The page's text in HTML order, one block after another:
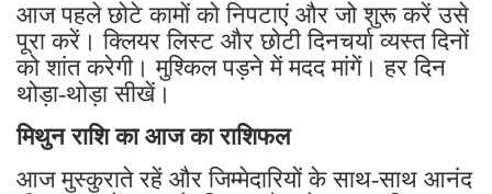
आज पहले छोटे कामों को निपटाएं और जो शुरू करें उसे
पूरा करें। क्लियर लिस्ट और छोटी दिनचर्या व्यस्त दिनों
को शांत करेगी। मुश्किल पड़ने में मदद मांगें। हर दिन
थोड़ा-थोड़ा सीखें।
मिथुन राशि का आज का राशिफल
आज मुस्कुराते रहें और जिम्मेदारियों के साथ-साथ आनंद